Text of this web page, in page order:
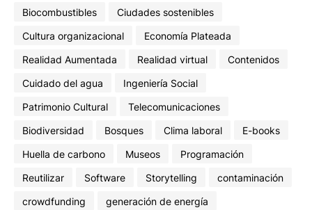
Biocombustibles
Ciudades sostenibles
Cultura organizacional
Economía Plateada
Realidad Aumentada
Realidad virtual
Contenidos
Cuidado del agua
Ingeniería Social
Patrimonio Cultural
Telecomunicaciones
Biodiversidad
Bosques Clima laboral
E-books
Huella de carbono
Museos
Programación
Reutilizar
Software Storytelling
contaminación
crowdfunding
generación de energía